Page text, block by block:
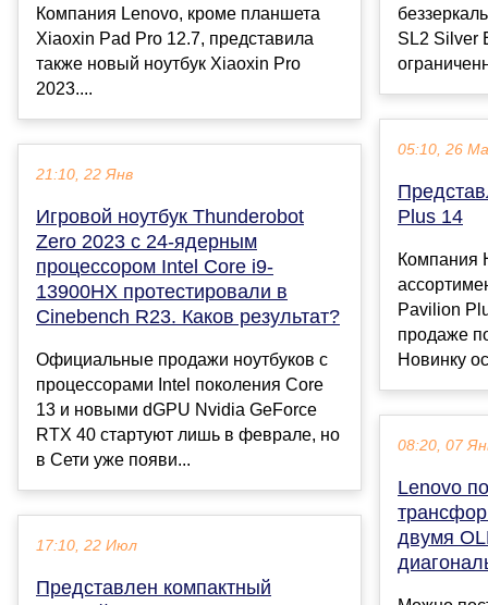
Компания Lenovo, кроме планшета
Xiaoxin Pad Pro 12.7, представила
также новый ноутбук Xiaoxin Pro
2023....
21:10, 22 Янв
Игровой ноутбук Thunderobot
Zero 2023 с 24-ядерным
процессором Intel Core i9-
13900HX протестировали в
Cinebench R23. Каков результат?
Официальные продажи ноутбуков с
процессорами Intel поколения Core
13 и новыми dGPU Nvidia GeForce
RTX 40 стартуют лишь в феврале, но
в Сети уже появи...
17:10, 22 Июл
Представлен компактный
SL2 Silver
05:10, 26
Plus 14
Компания
Pavilion
продаже
Новинку
08:20, 07
Lenovo
двумя